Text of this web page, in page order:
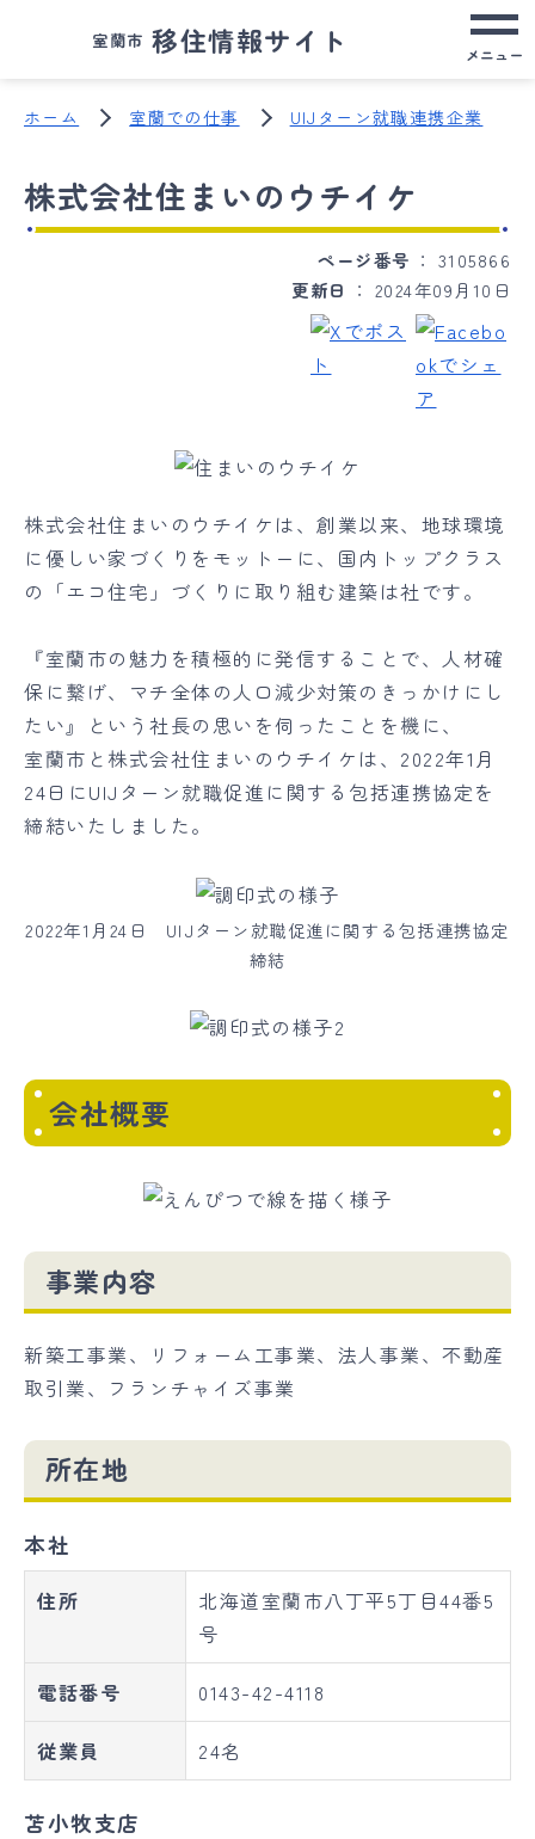
室蘭市 移住情報サイト メニュー
ホーム 室蘭での仕事 UIJターン就職連携企業
株式会社住まいのウチイケ
ページ番号
3105866
更新日
2024年09月10日
株式会社住まいのウチイケは、創業以来、地球環境
に優しい家づくりをモットーに、国内トップクラス
の「エコ住宅」づくりに取り組む建築は社です。
『室蘭市の魅力を積極的に発信することで、人材確
保に繋げ、マチ全体の人口減少対策のきっかけにし
たい』という社長の思いを伺ったことを機に、
室蘭市と株式会社住まいのウチイケは、2022年1月
24日にUIJターン就職促進に関する包括連携協定を
締結いたしました。
2022年1月24日 UIJターン就職促進に関する包括連携協定
締結
会社概要
事業内容
新築工事業、リフォーム工事業、法人事業、不動産
取引業、フランチャイズ事業
所在地
本社
住所
北海道室蘭市八丁平5丁目44番5
号
電話番号 0143-42-4118
従業員 24名
苫小牧支店